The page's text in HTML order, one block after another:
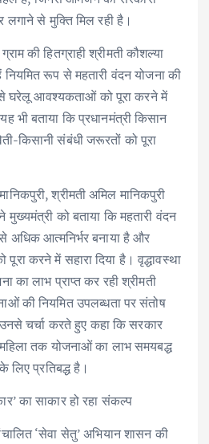
से मुक्ति मिल रही है।
की हितग्राही श्रीमती कौशल्या
नियमित रूप से महतारी वंदन योजना की
घरेलू आवश्यकताओं को पूरा करने में
भी बताया कि प्रधानमंत्री किसान
किसानी संबंधी जरूरतों को पूरा
श्रीमती अमिल मानिकपुरी
को बताया कि महतारी वंदन
अधिक आत्मनिर्भर बनाया है और
करने में सहारा दिया है। वृद्धावस्था
का लाभ प्राप्त कर रही श्रीमती
की नियमित उपलब्धता पर संतोष
चर्चा करते हुए कहा कि सरकार
तक योजनाओं का लाभ समयबद्ध
लिए प्रतिबद्ध है।
का साकार हो रहा संकल्प
‘सेवा सेतु’ अभियान शासन की